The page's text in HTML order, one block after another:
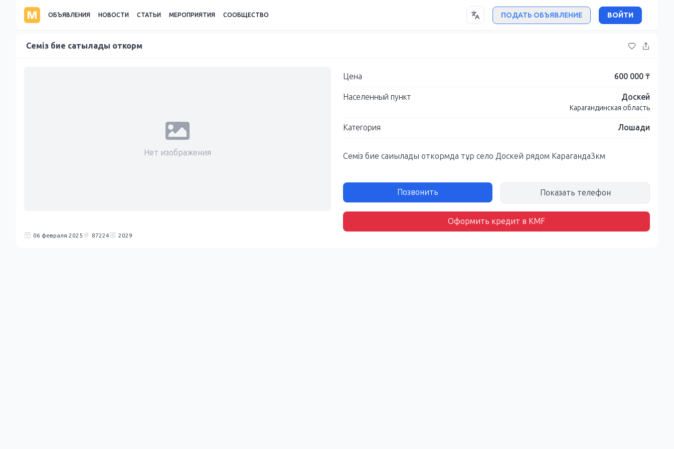
ОБЪЯВЛЕНИЯ НОВОСТИ СТАТЬИ МЕРОПРИЯТИЯ СООБЩЕСТВО ПОДАТЬ ОБЪЯВЛЕНИЕ ВОЙТИ
Семіз бие сатылады откорм
Нет изображения
Цена 600 000 ₸
Населенный пункт Доскей
Карагандинская область
Категория Лошади
Семіз бие саиылады откормда тұр село Доскей рядом Караганда3км
Позвонить Показать телефон
Оформить кредит в KMF
06 февраля 2025 87224 2029